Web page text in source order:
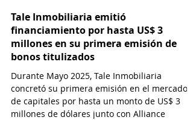
Tale Inmobiliaria emitió
financiamiento por hasta US$ 3
millones en su primera emisión de
bonos titulizados
Durante Mayo 2025, Tale Inmobiliaria
concretó su primera emisión en el mercado
de capitales por hasta un monto de US$ 3
millones de dólares junto con Alliance